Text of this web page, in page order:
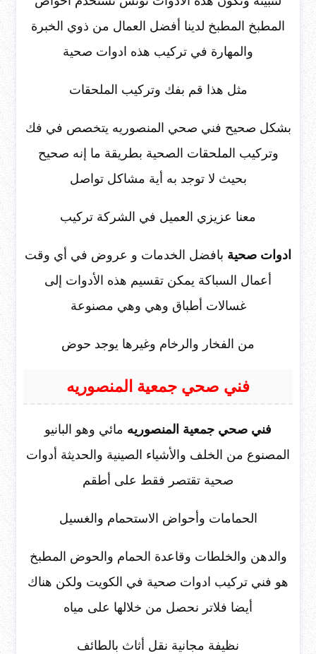
المطبخ المطبخ لدينا أفضل العمال من ذوي الخبرة
والمهارة في تركيب هذه ادوات صحية
مثل هذا قم بفك وتركيب الملحقات
بشكل صحيح فني صحي المنصوريه يتخصص في فك
وتركيب الملحقات الصحية بطريقة ما إنه صحيح
بحيث لا توجد به أية مشاكل تواصل
معنا عزيزي العميل في الشركة تركيب
ادوات صحية بافضل الخدمات و عروض في أي وقت
أعمال السباكة يمكن تقسيم هذه الأدوات إلى
غسالات أطباق وهي وهي مصنوعة
من الفخار والرخام وغيرها يوجد حوض
فني صحي جمعية المنصوريه
فني صحي جمعية المنصوريه مائي وهو البانيو
المصنوع من الخلف والأشياء الصينية والحديثة أدوات
صحية تقتصر فقط على أطقم
الحمامات وأحواض الاستحمام والغسيل
والدهن والخلطات وقاعدة الحمام والحوض المطبخ
هو فني تركيب ادوات صحية في الكويت ولكن هناك
أيضا فلاتر نحصل من خلالها على مياه
نظيفة مجانية نقل أثاث بالطائف